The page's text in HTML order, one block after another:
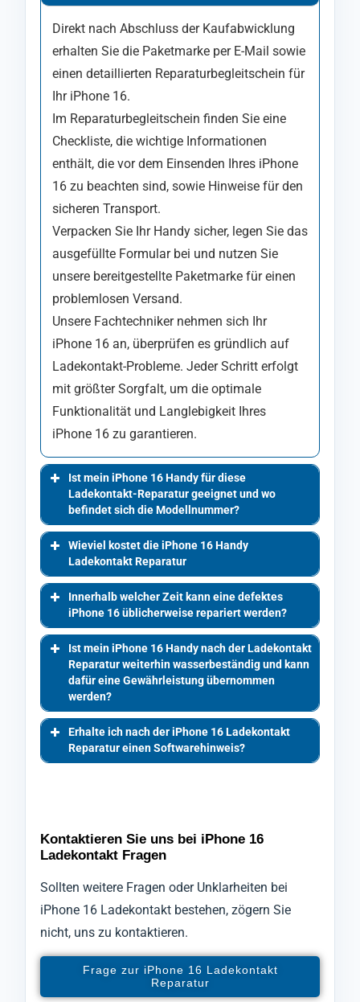
Direkt nach Abschluss der Kaufabwicklung
erhalten Sie die Paketmarke per E-Mail sowie
einen detaillierten Reparaturbegleitschein für
Ihr iPhone 16.
Im Reparaturbegleitschein finden Sie eine
Checkliste, die wichtige Informationen
enthält, die vor dem Einsenden Ihres iPhone
16 zu beachten sind, sowie Hinweise für den
sicheren Transport.
Verpacken Sie Ihr Handy sicher, legen Sie das
ausgefüllte Formular bei und nutzen Sie
unsere bereitgestellte Paketmarke für einen
problemlosen Versand.
Unsere Fachtechniker nehmen sich Ihr
iPhone 16 an, überprüfen es gründlich auf
Ladekontakt-Probleme. Jeder Schritt erfolgt
mit größter Sorgfalt, um die optimale
Funktionalität und Langlebigkeit Ihres
iPhone 16 zu garantieren.
Ist mein iPhone 16 Handy für diese
Ladekontakt-Reparatur geeignet und wo
befindet sich die Modellnummer?
Wieviel kostet die iPhone 16 Handy
Ladekontakt Reparatur
Innerhalb welcher Zeit kann eine defektes
iPhone 16 üblicherweise repariert werden?
Ist mein iPhone 16 Handy nach der Ladekontakt
Reparatur weiterhin wasserbeständig und kann
dafür eine Gewährleistung übernommen
werden?
Erhalte ich nach der iPhone 16 Ladekontakt
Reparatur einen Softwarehinweis?
Kontaktieren Sie uns bei iPhone 16
Ladekontakt Fragen
Sollten weitere Fragen oder Unklarheiten bei
iPhone 16 Ladekontakt bestehen, zögern Sie
nicht, uns zu kontaktieren.
Frage zur iPhone 16 Ladekontakt
Reparatur